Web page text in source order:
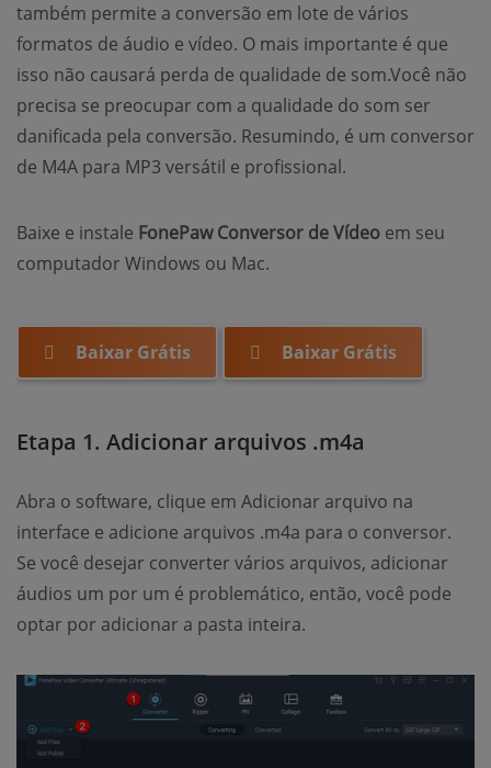
também permite a conversão em lote de vários
formatos de áudio e vídeo. O mais importante é que
isso não causará perda de qualidade de som.Você não
precisa se preocupar com a qualidade do som ser
danificada pela conversão. Resumindo, é um conversor
de M4A para MP3 versátil e profissional.
Baixe e instale FonePaw Conversor de Vídeo em seu
computador Windows ou Mac.
Baixar Grátis Baixar Grátis
Etapa 1. Adicionar arquivos .m4a
Abra o software, clique em Adicionar arquivo na
interface e adicione arquivos .m4a para o conversor.
Se você desejar converter vários arquivos, adicionar
áudios um por um é problemático, então, você pode
optar por adicionar a pasta inteira.